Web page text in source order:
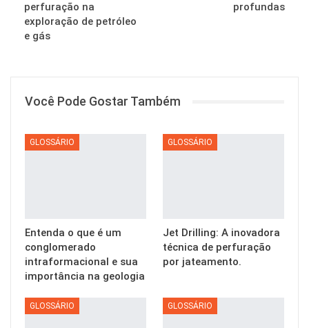
perfuração na
exploração de petróleo
e gás
profundas
Você Pode Gostar Também
GLOSSÁRIO
Entenda o que é um
conglomerado
intraformacional e sua
importância na geologia
GLOSSÁRIO
Jet Drilling: A inovadora
técnica de perfuração
por jateamento.
GLOSSÁRIO GLOSSÁRIO